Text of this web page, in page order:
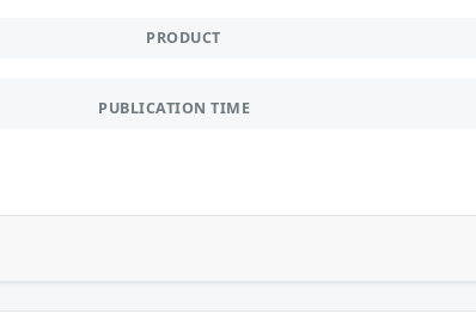
PRODUCT
PUBLICATION TIME